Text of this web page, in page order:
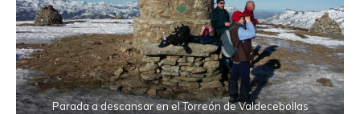
Parada a descansar en el Torreón de Valdecebollas